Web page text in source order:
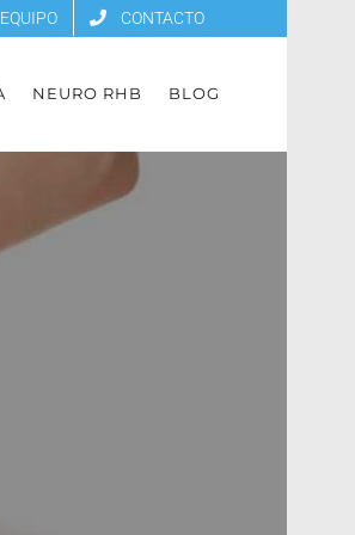
CONTACTO
NEURO RHB BLOG